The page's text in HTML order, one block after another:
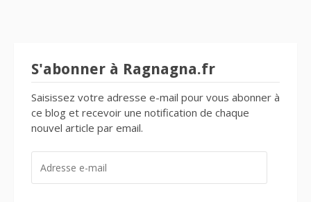
S'abonner à Ragnagna.fr
Saisissez votre adresse e-mail pour vous abonner à
ce blog et recevoir une notification de chaque
nouvel article par email.
MAIL